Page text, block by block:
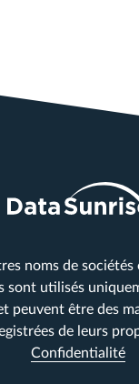
noms de
sont utilisés
peuvent être des
de leurs
Confidentialité